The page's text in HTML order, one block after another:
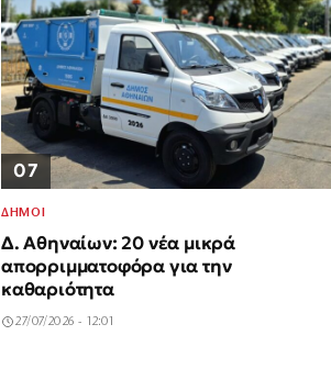
07
ΔΗΜΟΙ
Δ. Αθηναίων: 20 νέα μικρά
απορριμματοφόρα για την
καθαριότητα
27/07/2026 - 12:01